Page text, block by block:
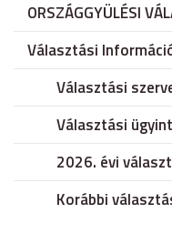
ORSZÁGGYÜLÉSI
Választási
Választási
Választási
2026. évi
Korábbi